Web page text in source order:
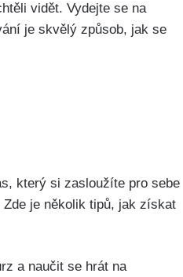
vidět. Vydejte se na
je skvělý způsob, jak se
který si zasloužíte pro sebe
je několik tipů, jak získat
a naučit se hrát na